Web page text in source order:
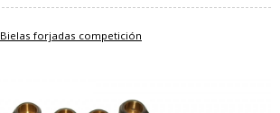
Bielas forjadas competición